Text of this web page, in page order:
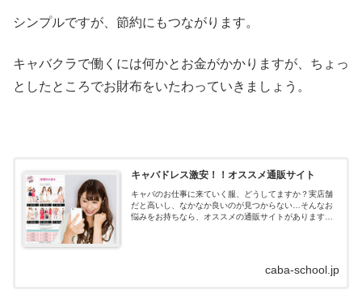
シンプルですが、節約にもつながります。
キャバクラで働くには何かとお金がかかりますが、ちょっ
としたところでお財布をいたわっていきましょう。
キャバドレス激安！！オススメ通販サイト
キャバのお仕事に来ていく服、どうしてますか？実店舗
だと高いし、なかなか良いのが見つからない…そんなお
悩みをお持ちなら、オススメの通販サイトがあります！
caba-school.jp